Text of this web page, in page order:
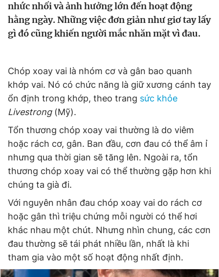
Video Magazine
Tiện ích Bạn cần biết
Thông tin tòa soạn Liên hệ quảng cáo
Đọc Thanh Niên trên điện thoại
Theo dõi báo trên
Hotline Liên hệ quảng cáo
nhức nhối và ảnh hưởng lớn đến hoạt động
hằng ngày. Những việc đơn giản như giơ tay lấy
gì đó cũng khiến người mắc nhăn mặt vì đau.
Chóp xoay vai là nhóm cơ và gân bao quanh
khớp vai. Nó có chức năng là giữ xương cánh tay
ổn định trong khớp, theo trang sức khỏe
Livestrong(Mỹ).
Tổn thương chóp xoay vai thường là do viêm
hoặc rách cơ, gân. Ban đầu, cơn đau có thể âm ỉ
nhưng qua thời gian sẽ tăng lên. Ngoài ra, tổn
thương chóp xoay vai có thể thường gặp hơn khi
chúng ta già đi.
Với nguyên nhân đau chóp xoay vai do rách cơ
hoặc gân thì triệu chứng mỗi người có thể hơi
khác nhau một chút. Nhưng nhìn chung, các cơn
đau thường sẽ tái phát nhiều lần, nhất là khi
tham gia vào một số hoạt động nhất định.